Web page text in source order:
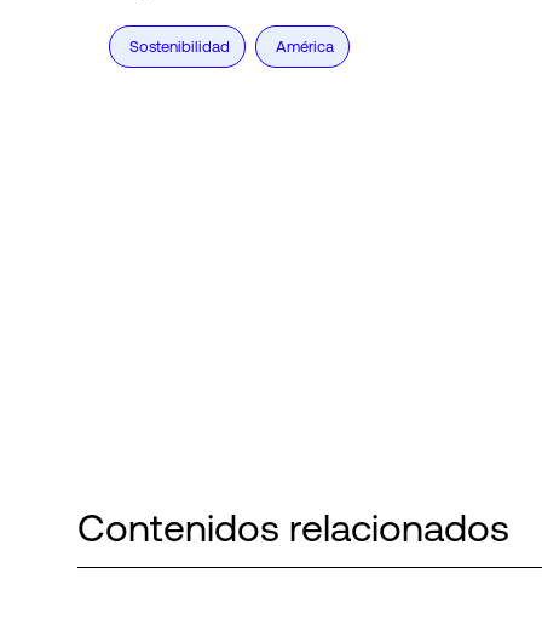
Sostenibilidad América
Contenidos relacionados